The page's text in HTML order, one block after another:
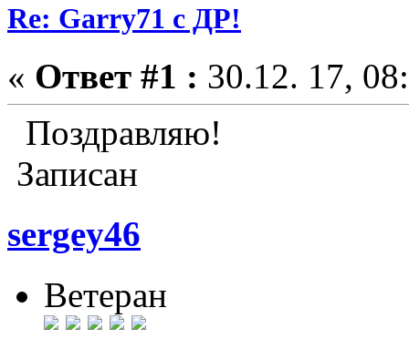
Re: Garry71 с ДР!
« Ответ #1 : 30.12. 17,
Поздравляю!
Записан
sergey46
Ветеран